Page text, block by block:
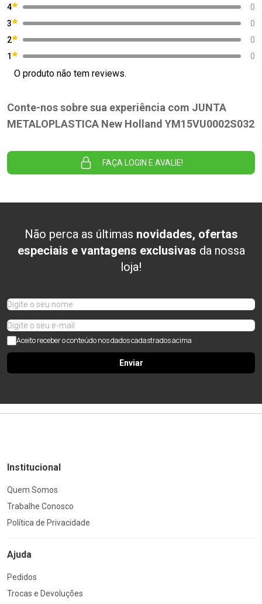
4
0
3
0
2
0
1
0
O produto não tem reviews.
Conte-nos sobre sua experiência com JUNTA
METALOPLASTICA New Holland YM15VU0002S032
FAÇA LOGIN E AVALIE!
Não perca as últimas novidades, ofertas
especiais e vantagens exclusivas da nossa
loja!
Aceito receber o conteúdo nos dados cadastrados acima
Enviar
Institucional
Quem Somos
Trabalhe Conosco
Política de Privacidade
Ajuda
Pedidos
Trocas e Devoluções